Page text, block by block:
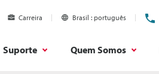
Carreira Brasil português
Suporte Quem Somos